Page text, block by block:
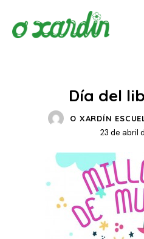
Día del
O XARDÍN
23 de abril